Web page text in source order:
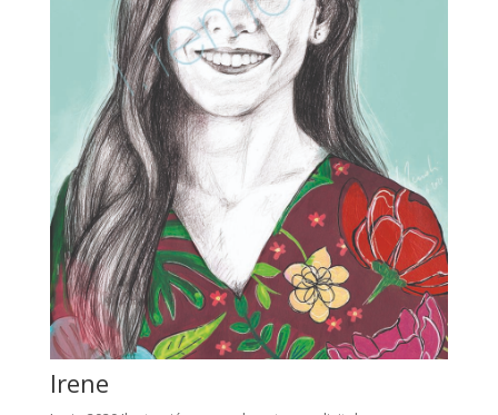
Irene